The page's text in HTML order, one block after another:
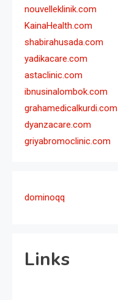
nouvelleklinik.com
KainaHealth.com
shabirahusada.com
yadikacare.com
astaclinic.com
ibnusinalombok.com
grahamedicalkurdi.com
dyanzacare.com
griyabromoclinic.com
dominoqq
Links